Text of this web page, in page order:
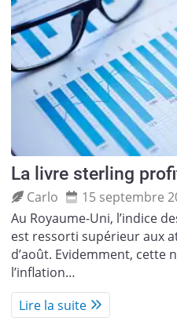
La livre sterling
Carlo
15 septembre
Au Royaume-Uni, l’indice
est ressorti supérieur aux
d’août. Evidemment, cette
l’inflation…
Lire la suite